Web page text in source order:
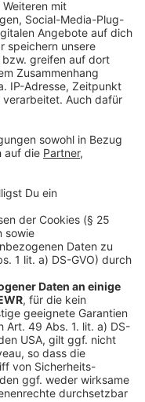
26 Grad
die meisten
Riesenrad und
bei den
normalen Bereich
das "Solar
aus Solarenergie
für das Riesenrad
Fahrgeschäfte
sodass
mehrere Runden